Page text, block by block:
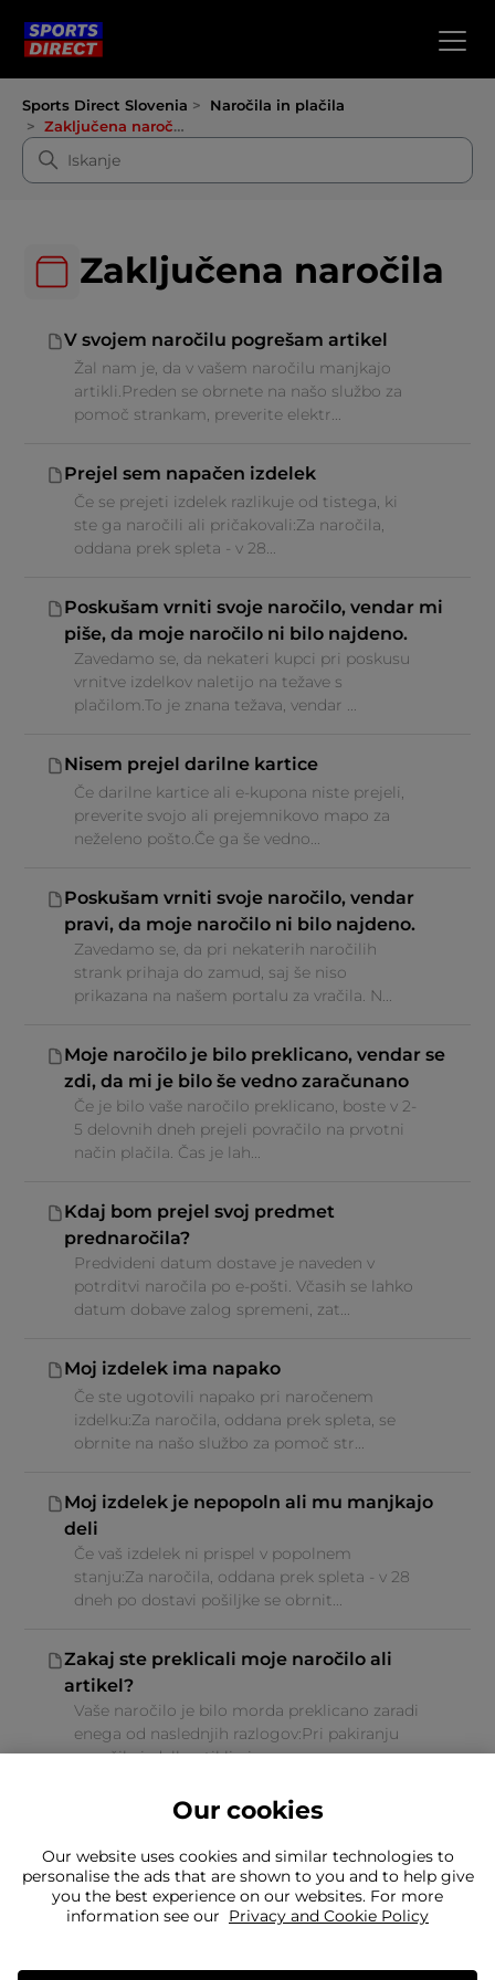
Sports Direct Slovenia
Naročila in plačila
Zaključena naročila
Zaključena naročila
V svojem naročilu pogrešam artikel
Žal nam je, da v vašem naročilu manjkajo
artikli.Preden se obrnete na našo službo za
pomoč strankam, preverite elektr...
Prejel sem napačen izdelek
Če se prejeti izdelek razlikuje od tistega, ki
ste ga naročili ali pričakovali:Za naročila,
oddana prek spleta - v 28...
Poskušam vrniti svoje naročilo, vendar mi
piše, da moje naročilo ni bilo najdeno.
Zavedamo se, da nekateri kupci pri poskusu
vrnitve izdelkov naletijo na težave s
plačilom.To je znana težava, vendar ...
Nisem prejel darilne kartice
Če darilne kartice ali e-kupona niste prejeli,
preverite svojo ali prejemnikovo mapo za
neželeno pošto.Če ga še vedno...
Poskušam vrniti svoje naročilo, vendar
pravi, da moje naročilo ni bilo najdeno.
Zavedamo se, da pri nekaterih naročilih
strank prihaja do zamud, saj še niso
prikazana na našem portalu za vračila. N...
Moje naročilo je bilo preklicano, vendar se
zdi, da mi je bilo še vedno zaračunano
Če je bilo vaše naročilo preklicano, boste v 2-
5 delovnih dneh prejeli povračilo na prvotni
način plačila. Čas je lah...
Kdaj bom prejel svoj predmet
prednaročila?
Predvideni datum dostave je naveden v
potrditvi naročila po e-pošti. Včasih se lahko
datum dobave zalog spremeni, zat...
Moj izdelek ima napako
Če ste ugotovili napako pri naročenem
izdelku:Za naročila, oddana prek spleta, se
obrnite na našo službo za pomoč str...
Moj izdelek je nepopoln ali mu manjkajo
deli
Če vaš izdelek ni prispel v popolnem
stanju:Za naročila, oddana prek spleta - v 28
dneh po dostavi pošiljke se obrnit...
Zakaj ste preklicali moje naročilo ali
artikel?
Vaše naročilo je bilo morda preklicano zaradi
enega od naslednjih razlogov:Pri pakiranju
naročila izdelk artikli niso...
Ne najdete, kar iščete?
Our cookies
Our website uses cookies and similar technologies to
personalise the ads that are shown to you and to help give
you the best experience on our websites. For more
information see our Privacy and Cookie Policy